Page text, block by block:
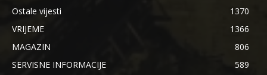
Ostale vijesti
1370
VRIJEME
1366
MAGAZIN
806
SERVISNE INFORMACIJE
589